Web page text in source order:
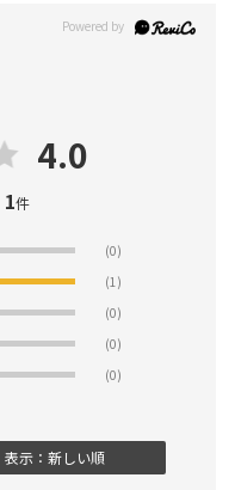
4.0
1件
(0)
(1)
(0)
(0)
(0)
表示：新しい順